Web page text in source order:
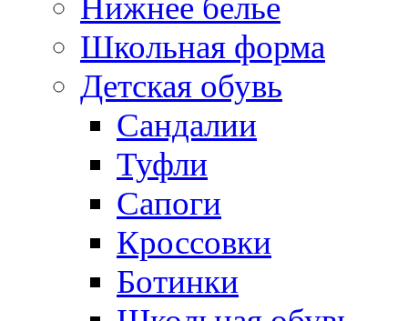
Нижнее белье
Школьная форма
Детская обувь
Сандалии
Туфли
Сапоги
Кроссовки
Ботинки